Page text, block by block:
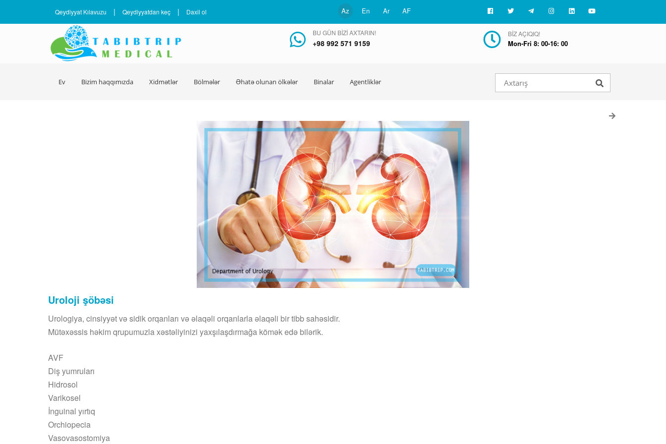
Qeydiyyat Kılavuzu | Qeydiyyatdan keç | Daxil ol Az En Ar AF
BU GÜN BIZI AXTARIN!
+98 992 571 9159
BIZ AÇIQIQ!
Mon-Fri 8: 00-16: 00
Ev Bizim haqqımızda Xidmətlər Bölmələr Əhatə olunan ölkələr Binalar Agentliklər
Uroloji şöbəsi
Urologiya, cinsiyyət və sidik orqanları və əlaqəli orqanlarla əlaqəli bir tibb sahəsidir.
Mütəxəssis həkim qrupumuzla xəstəliyinizi yaxşılaşdırmağa kömək edə bilərik.
AVF
Diş yumruları
Hidrosol
Varikosel
İnguinal yırtıq
Orchiopecia
Vasovasostomiya